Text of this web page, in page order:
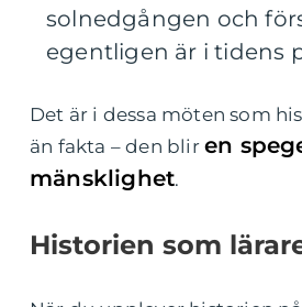
solnedgången och
egentligen är i tidens
Det är i dessa möten som
än fakta – den blir en
mänsklighet.
Historien som